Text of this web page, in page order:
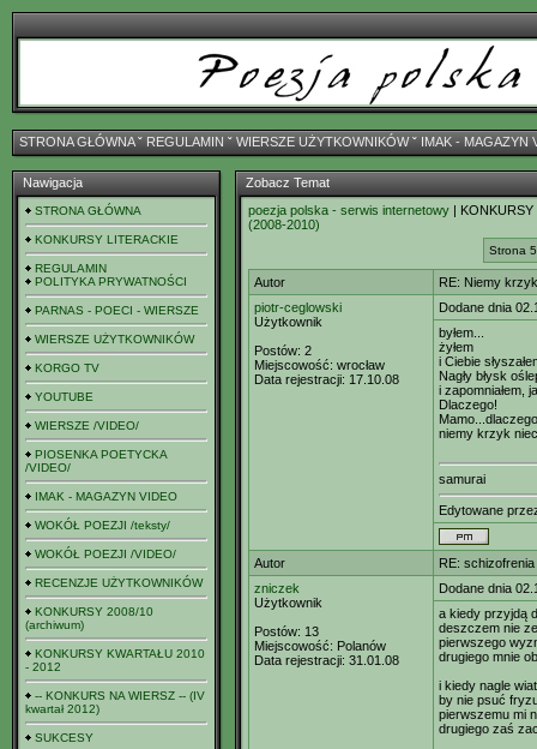
STRONA GŁÓWNAˇ REGULAMIN ˇ WIERSZE UŻYTKOWNIKÓWˇ IMAK - MAGAZYN
Nawigacja
STRONA GŁÓWNA
KONKURSY LITERACKIE
REGULAMIN
POLITYKA PRYWATNOŚCI
PARNAS - POECI - WIERSZE
WIERSZE UŻYTKOWNIKÓW
KORGO TV
YOUTUBE
WIERSZE /VIDEO/
PIOSENKA POETYCKA
/VIDEO/
IMAK - MAGAZYN VIDEO
WOKÓŁ POEZJI /teksty/
WOKÓŁ POEZJI /VIDEO/
RECENZJE UŻYTKOWNIKÓW
KONKURSY 2008/10
(archiwum)
KONKURSY KWARTAŁU 2010
- 2012
-- KONKURS NA WIERSZ -- (IV
kwartał 2012)
SUKCESY
Zobacz Temat
poezja polska - serwis internetowy |
(2008-2010)
Strona
Autor
RE: Niemy krzyk
piotr-ceglowski
Użytkownik
Postów: 2
Miejscowość: wrocław
Data rejestracji: 17.10.08
Dodane dnia
byłem...
żyłem
i Ciebie
Nagły błysk
i zapomniałem,
Dlaczego!
niemy krzyk
samurai
Edytowane
Autor
RE: schizofrenia
zniczek
Użytkownik
Postów: 13
Miejscowość: Polanów
Data rejestracji: 31.01.08
Dodane dnia
a kiedy przyjdą
deszczem nie
pierwszego
drugiego mnie
i kiedy nagle
by nie psuć
pierwszemu mi
drugiego zaś